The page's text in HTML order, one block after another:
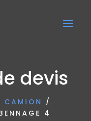
devis
CAMION /
4